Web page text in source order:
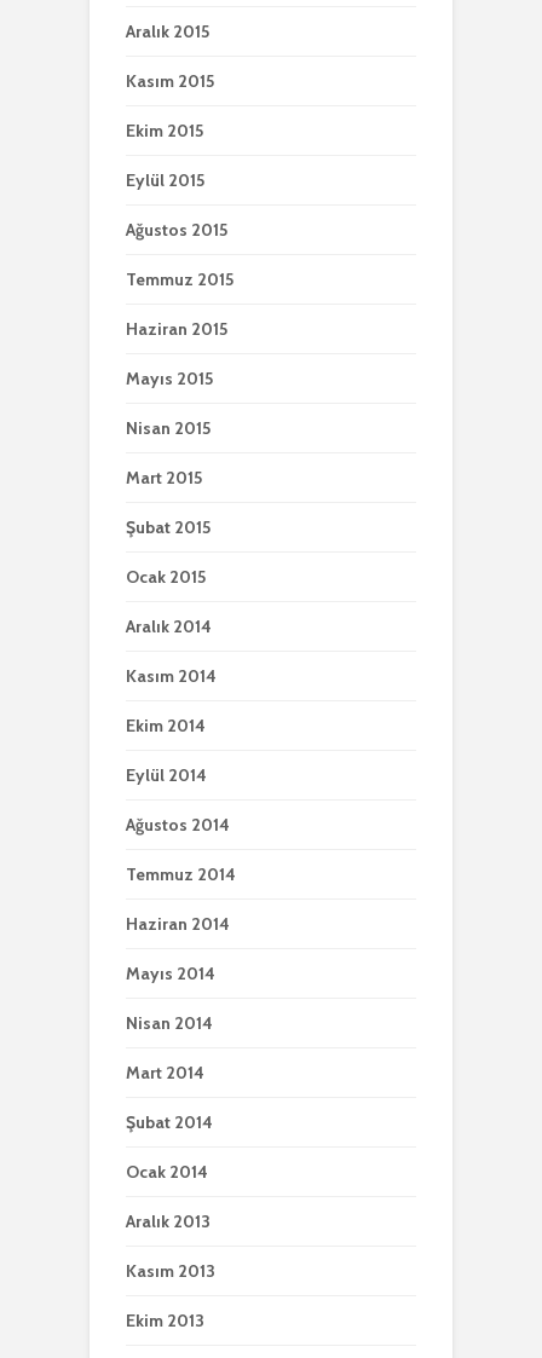
Aralık 2015
Kasım 2015
Ekim 2015
Eylül 2015
Ağustos 2015
Temmuz 2015
Haziran 2015
Mayıs 2015
Nisan 2015
Mart 2015
Şubat 2015
Ocak 2015
Aralık 2014
Kasım 2014
Ekim 2014
Eylül 2014
Ağustos 2014
Temmuz 2014
Haziran 2014
Mayıs 2014
Nisan 2014
Mart 2014
Şubat 2014
Ocak 2014
Aralık 2013
Kasım 2013
Ekim 2013